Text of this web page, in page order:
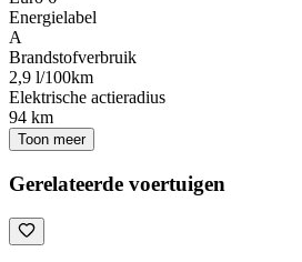
Energielabel
A
Brandstofverbruik
2,9 l/100km
Elektrische actieradius
94 km
Toon meer
Gerelateerde voertuigen